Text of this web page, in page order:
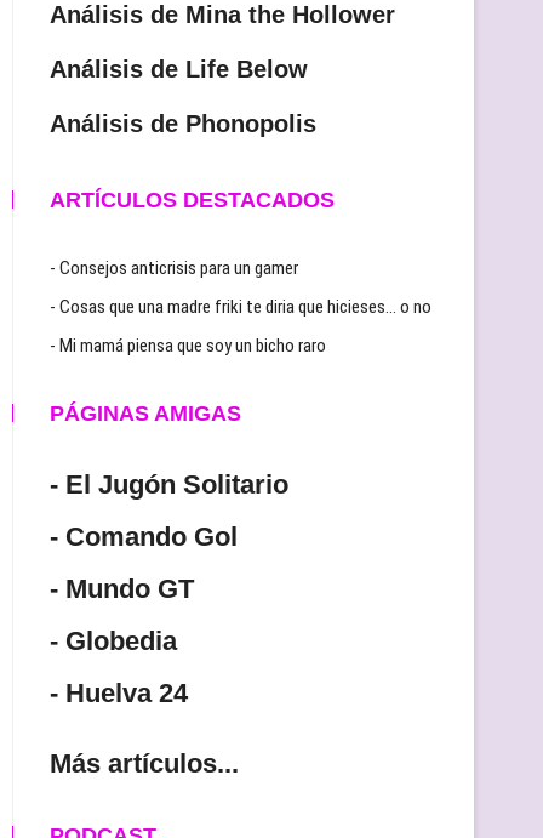
Análisis de Mina the Hollower
Análisis de Life Below
Análisis de Phonopolis
ARTÍCULOS DESTACADOS
- Consejos anticrisis para un gamer
- Cosas que una madre friki te diria que hicieses… o no
- Mi mamá piensa que soy un bicho raro
PÁGINAS AMIGAS
- El Jugón Solitario
- Comando Gol
- Mundo GT
- Globedia
- Huelva 24
Más artículos...